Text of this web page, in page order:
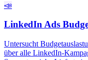
📣
LinkedIn Ads
Untersucht
über alle LinkedIn-